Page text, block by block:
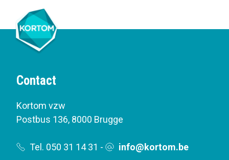
Contact
Kortom vzw
Postbus 136, 8000 Brugge
Tel. 050 31 14 31 - info@kortom.be